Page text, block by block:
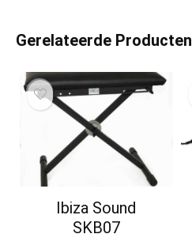
Gerelateerde Producten
Ibiza Sound
SKB07